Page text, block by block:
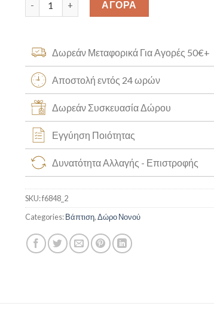
ΑΓΟΡΑ
Δωρεάν Μεταφορικά Για Αγορές 50€+
Αποστολή εντός 24 ωρών
Δωρεάν Συσκευασία Δώρου
Εγγύηση Ποιότητας
Δυνατότητα Αλλαγής - Επιστροφής
SKU:f6848_2
Categories:Βάπτιση,Δώρο Νονού